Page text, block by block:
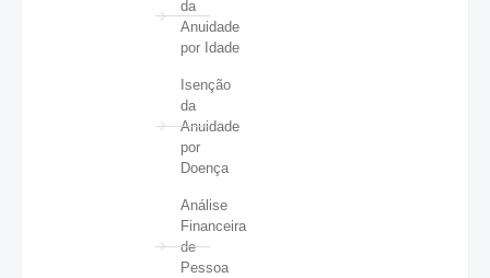
da
Anuidade
por Idade
Isenção
da
Anuidade
por
Doença
Análise
Financeira
de
Pessoa